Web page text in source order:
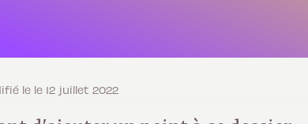
le le 12 juillet 2022